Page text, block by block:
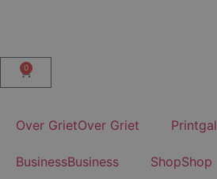
0
Over GrietOver Griet Printgal
BusinessBusiness ShopShop